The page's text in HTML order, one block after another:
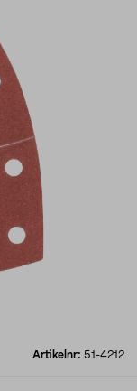
Artikelnr: 51-4212